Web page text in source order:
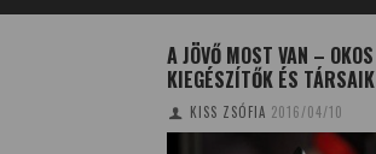
A JÖVŐ MOST VAN – OKOS
KIEGÉSZÍTŐK ÉS TÁRSAIK
KISS ZSÓFIA 2016/04/10